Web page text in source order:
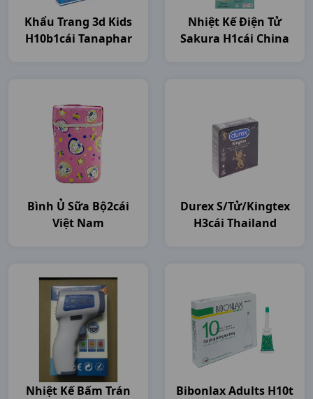
Khẩu Trang 3d Kids
H10b1cái Tanaphar
Nhiệt Kế Điện Tử
Sakura H1cái China
Bình Ủ Sữa Bộ2cái
Việt Nam
Durex S/tử/kingtex
H3cái Thailand
Nhiệt Kế Bấm Trán
Bibonlax Adults H10t